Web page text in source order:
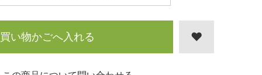
買い物かごへ入れる